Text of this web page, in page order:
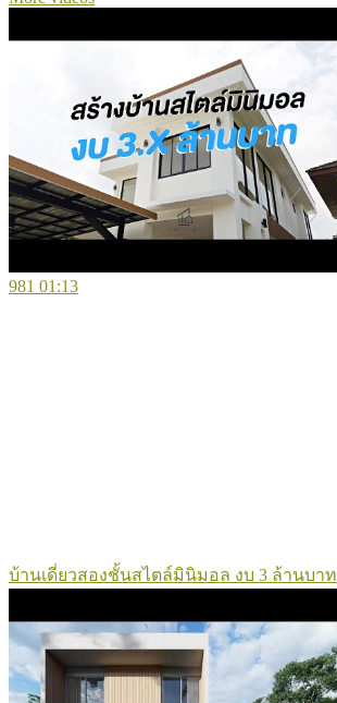
981 01:13
บ้านเดี่ยวสองชั้นสไตล์มินิมอล งบ 3 ล้านบาท